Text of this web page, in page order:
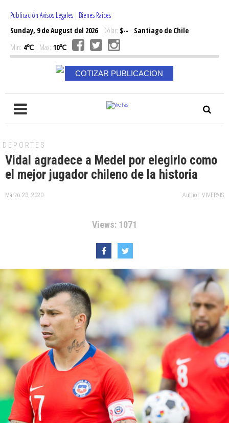
Publicación Avisos Legales | Bienes Raices
Sunday, 9 de August del 2026Dólar: $--
Santiago de Chile
Min: 4℃ Max: 10℃
COTIZAR PUBLICACION
DEPORTES
Vidal agradece a Medel por elegirlo como
el mejor jugador chileno de la historia
Marzo 23, 2020 Author: VIVEPAIS
Views: 1071